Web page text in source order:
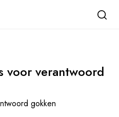
voor verantwoord
gokken